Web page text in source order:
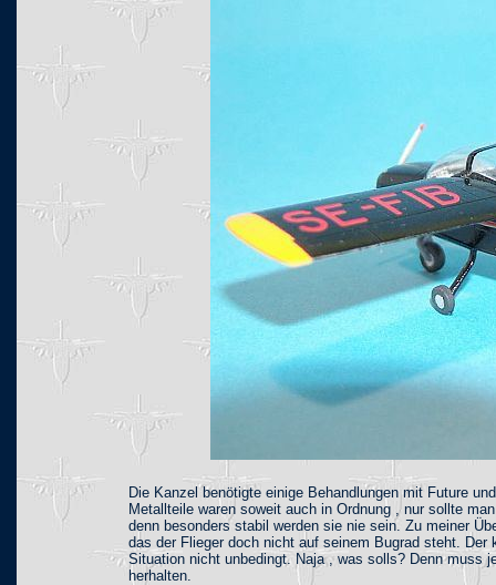
Die Kanzel benötigte einige Behandlungen mit Future
Metallteile waren soweit auch in Ordnung , nur sollte
denn besonders stabil werden sie nie sein. Zu meiner
das der Flieger doch nicht auf seinem Bugrad steht.
Situation nicht unbedingt. Naja , was solls? Denn muss
herhalten.